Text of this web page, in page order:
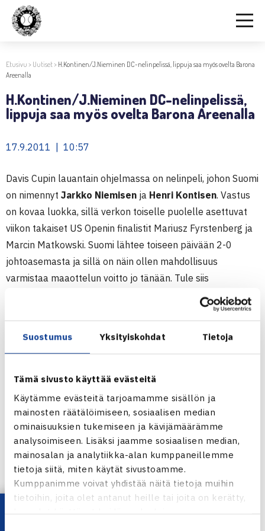
Suostumus Yksityiskohdat Tietoja
Tämä sivusto käyttää evästeitä
Käytämme evästeitä tarjoamamme sisällön ja
mainosten räätälöimiseen, sosiaalisen median
ominaisuuksien tukemiseen ja kävijämäärämme
analysoimiseen. Lisäksi jaamme sosiaalisen median,
mainosalan ja analytiikka-alan kumppaneillemme
tietoja siitä, miten käytät sivustoamme.
Kumppanimme voivat yhdistää näitä tietoja muihin
tietoihin, joita olet antanut heille tai joita on kerätty,
kun olet käyttänyt heidän palvelujaan.
Etusivu > Uutiset> H.Kontinen/J.Nieminen DC-nelinpelissä, lippuja saa myös ovelta Barona
Areenalla
H.Kontinen/J.Nieminen DC-nelinpelissä,
lippuja saa myös ovelta Barona Areenalla
17.9.2011 | 10:57
Davis Cupin lauantain ohjelmassa on nelinpeli, johon Suomi
on nimennyt Jarkko Niemisen ja Henri Kontisen. Vastus
on kovaa luokka, sillä verkon toiselle puolelle asettuvat
viikon takaiset US Openin finalistit Mariusz Fyrstenberg ja
Marcin Matkowski. Suomi lähtee toiseen päivään 2-0
johtoasemasta ja sillä on näin ollen mahdollisuus
varmistaa maaottelun voitto jo tänään. Tule siis
lippuluukulle, joten mukaan mahtuu vaikka ei olisi vielä
lippu.fi palvelusta.
Nelinpelin jälkeen pelataan näytösottelun, jossa Radio
Suomi Popin juontajat Jaajo&Perälä haastavat
naispelaajan. Tule selvittämään, kuka Jaajolla&Perälällä
on vastassa ja kuinka ottelussa käy.